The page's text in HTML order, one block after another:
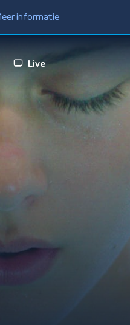
informatie
Live